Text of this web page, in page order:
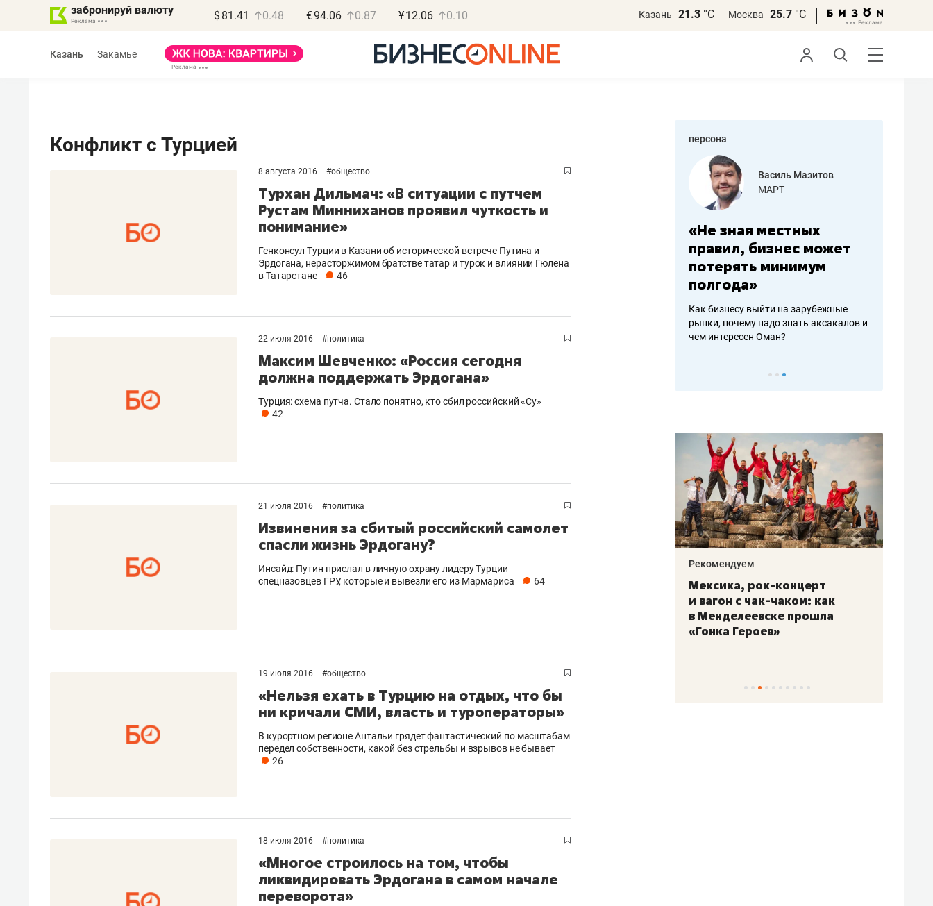
забронируй валюту $ 81.41 0.48 €94.06 0.87 ¥12.06 0.10 Казань 21.3 °С Москва 25.7 °С
Казань Закамье
Конфликт с Турцией
8 августа 2016 #общество
Турхан Дильмач: «В ситуации с путчем
Рустам Минниханов проявил чуткость и
понимание»
Генконсул Турции в Казани об исторической встрече Путина и
Эрдогана, нерасторжимом братстве татар и турок и влиянии Гюлена
в Татарстане
46
22 июля 2016 #политика
Максим Шевченко: «Россия сегодня
должна поддержать Эрдогана»
Турция: схема путча. Стало понятно, кто сбил российский «Су»
42
21 июля 2016 #политика
Извинения за сбитый российский самолет
спасли жизнь Эрдогану?
Инсайд: Путин прислал в личную охрану лидеру Турции
спецназовцев ГРУ, которые и вывезли его из Мармариса
64
19 июля 2016 #общество
«Нельзя ехать в Турцию на отдых, что бы
ни кричали СМИ, власть и туроператоры»
В курортном регионе Антальи грядет фантастический по масштабам
передел собственности, какой без стрельбы и взрывов не бывает
26
18 июля 2016 #политика
«Многое строилось на том, чтобы
ликвидировать Эрдогана в самом начале
переворота»
персона
Василь Мазитов
«Не зная местных
правил, бизнес может
потерять минимум
«Готовые решения»
«Мне лучше
не заработать вообще,
чем потерять
репутацию»
клиентах и чудных запросах мастеров
помогает отвлечься
от болезни, чувствовать
налогах и развитии без кредитов
Василь Мазитов
МАРТ
«Не зная местных
правил, бизнес может
потерять минимум
полгода»
Как бизнесу выйти на зарубежные
рынки, почему надо знать аксакалов и
чем интересен Оман?
Рекомендуем Рекомендуем
150 камер до квартиры и Face
Рекомендуем
Опыт выживания в дикой
Рекомендуем
Мексика, рок-концерт
и вагон с чак-чаком: как
в Менделеевске прошла
«Гонка Героев»